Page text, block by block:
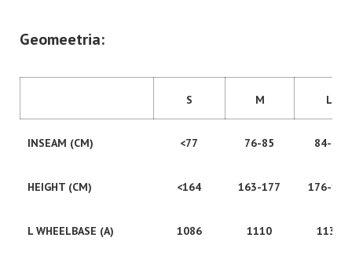
Geomeetria:
S M L
INSEAM (CM) <77 76-85 84-89
HEIGHT (CM) <164 163-177 176-186
L WHEELBASE (A) 1086 1110 1131